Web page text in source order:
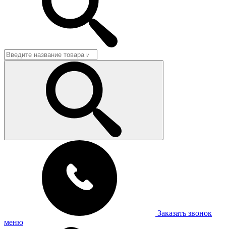
Заказать звонок
меню